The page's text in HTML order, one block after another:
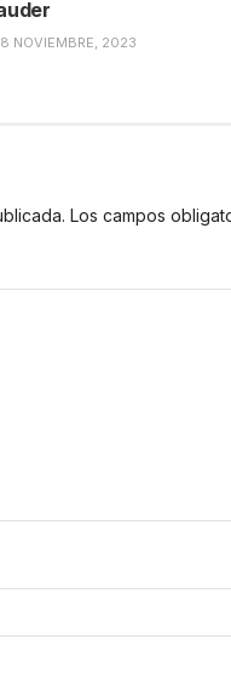
NOVIEMBRE, 2023
Los campos